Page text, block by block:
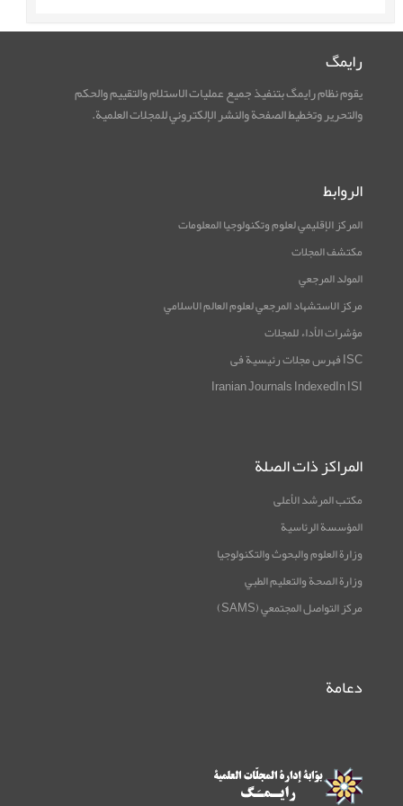
رایمگ
يقوم نظام رایمگ بتنفيذ جميع عمليات الاستلام والتقييم والحكم
والتحرير وتخطيط الصفحة والنشر الإلكتروني للمجلات العلمية.
الروابط
المركز الإقليمي لعلوم وتكنولوجيا المعلومات
مكتشف المجلات
المولد المرجعي
مرکز الاستشهاد المرجعي لعلوم العالم الاسلامي
مؤشرات الأداء للمجلات
ISC فهرس مجلات رئيسية فی
Iranian Journals IndexedIn ISI
المراكز ذات الصلة
مكتب المرشد الأعلى
المؤسسة الرئاسية
وزارة العلوم والبحوث والتكنولوجيا
وزارة الصحة والتعليم الطبي
مركز التواصل المجتمعي (SAMS)
دعامة